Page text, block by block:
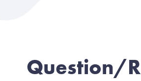
Question/